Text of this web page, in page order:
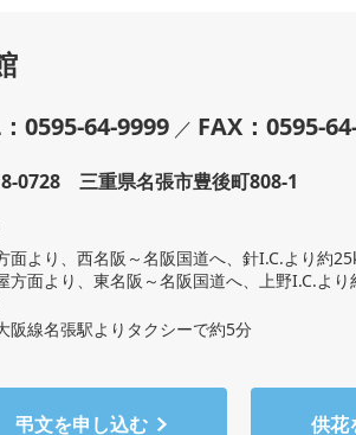
0595-64-9999 ／ FAX：0595-
0728 三重県名張市豊後町808-1
面より、西名阪～名阪国道へ、針I.C.より約
方面より、東名阪～名阪国道へ、上野I.C.より
阪線名張駅よりタクシーで約5分
弔文を申し込む 供花